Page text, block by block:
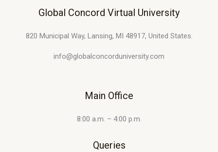
Global Concord Virtual University
820 Municipal Way, Lansing, MI 48917, United States.
info@globalconcorduniversity.com
Main Office
8:00 a.m. – 4:00 p.m.
Queries